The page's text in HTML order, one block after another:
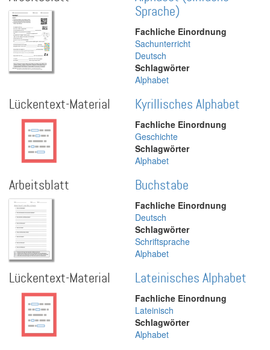
Sprache)
Fachliche Einordnung
Sachunterricht
Deutsch
Schlagwörter
Alphabet
Lückentext-Material Kyrillisches Alphabet
Fachliche Einordnung
Geschichte
Schlagwörter
Alphabet
Arbeitsblatt Buchstabe
Fachliche Einordnung
Deutsch
Schlagwörter
Schriftsprache
Alphabet
Lückentext-Material Lateinisches Alphabet
Fachliche Einordnung
Lateinisch
Schlagwörter
Alphabet